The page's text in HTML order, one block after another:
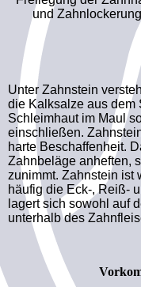
und
Unter Zahnstein
die Kalksalze aus dem
Schleimhaut im Maul
einschließen.
harte Beschaffenheit.
Zahnbeläge anheften,
zunimmt. Zahnstein ist
häufig die Eck-, Reiß-
lagert sich sowohl auf
unterhalb des